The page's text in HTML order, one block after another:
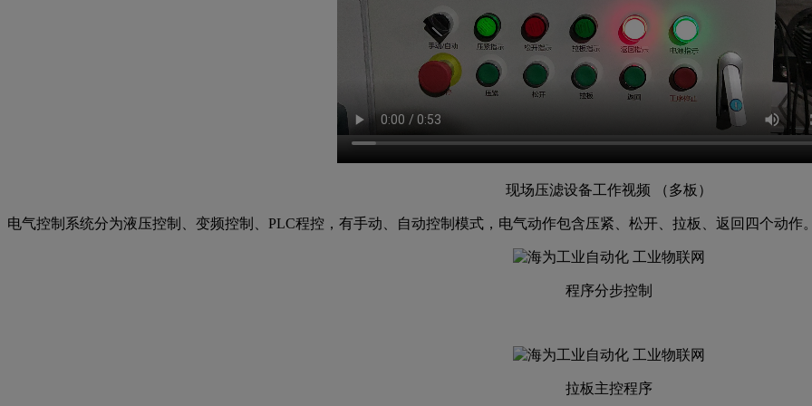
现场压滤设备工作视频 （多板）
电气控制系统分为液压控制、变频控制、PLC程控，有手动、自动控制模式，电气动作包含压紧、松开、拉板、返回四个动作
程序分步控制
拉板主控程序